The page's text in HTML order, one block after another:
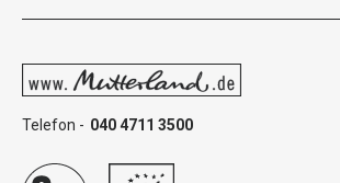
Telefon - 040 4711 3500